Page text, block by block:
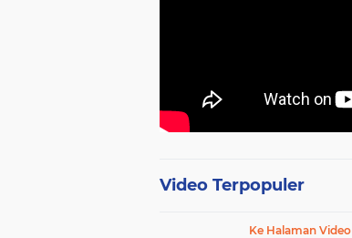
Video Terpopuler
Ke Halaman Video